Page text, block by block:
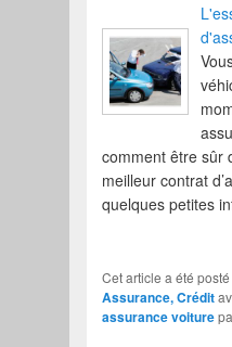
comment être sûr
meilleur contrat
quelques petites
Cet article a été
Assurance, Crédit
assurance voiture